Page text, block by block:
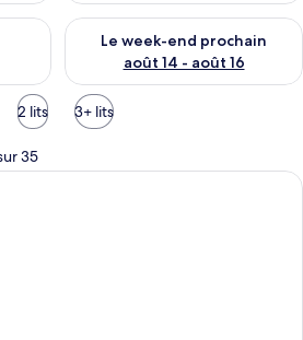
ce week-end août 7 - août 9
Le week-end prochain
août 14 - août 16
Vérifier la disponibilité pour
2 lits 3+ lits
35